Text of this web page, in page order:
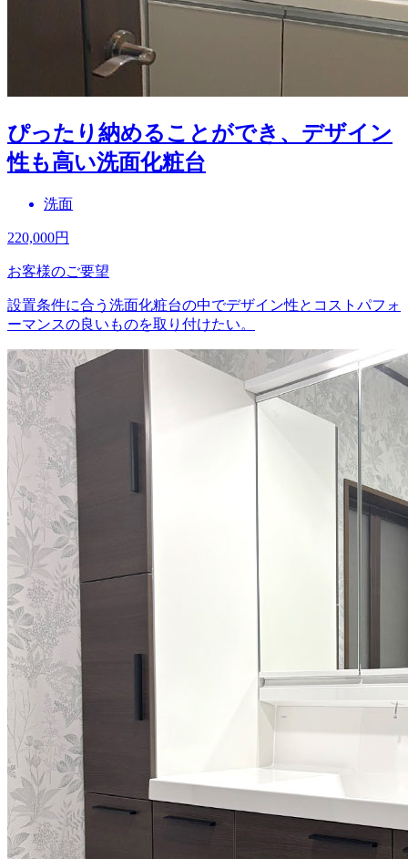
ぴったり納めることができ、デザイン
性も高い洗面化粧台
洗面
220,000円
お客様のご要望
設置条件に合う洗面化粧台の中でデザイン性とコストパフォ
ーマンスの良いものを取り付けたい。